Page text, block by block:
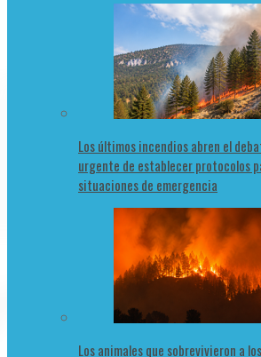
Los últimos incendios abren el
urgente de establecer protocolos
situaciones de emergencia
Los animales que sobrevivieron a